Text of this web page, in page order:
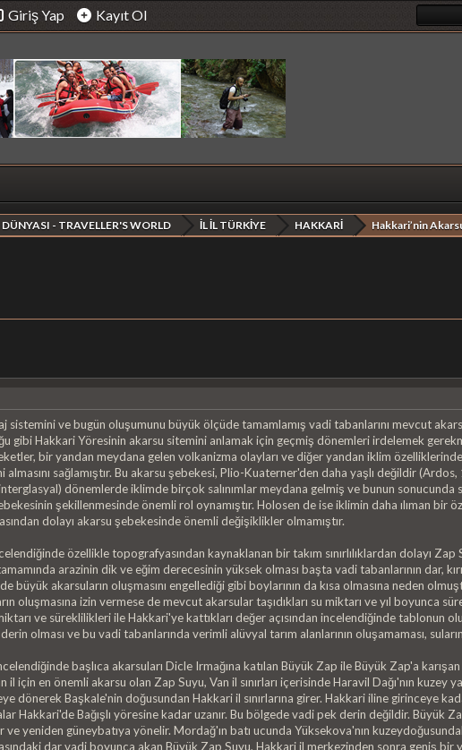
Giriş Yap Kayıt Ol
DÜNYASI - TRAVELLER'S WORLD İL İL TÜRKİYE HAKKARİ Hakkari’nin
sistemini ve bugün oluşumunu büyük ölçüde tamamlamış vadi tabanlarını mevcut
gibi Hakkari Yöresinin akarsu sitemini anlamak için geçmiş dönemleri irdelemek
bir yandan meydana gelen volkanizma olayları ve diğer yandan iklim
almasını sağlamıştır. Bu akarsu şebekesi, Plio-Kuaterner'den daha yaşlı değildir
dönemlerde iklimde birçok salınımlar meydana gelmiş ve bunun
şekillenmesinde önemli rol oynamıştır. Holosen de ise iklimin daha ılıman
dolayı akarsu şebekesinde önemli değişiklikler olmamıştır.
özellikle topografyasından kaynaklanan bir takım sınırlılıklardan dolayı Zap
arazinin dik ve eğim derecesinin yüksek olması başta vadi tabanlarının dar,
büyük akarsuların oluşmasını engellediği gibi boylarının da kısa olmasına neden
oluşmasına izin vermese de mevcut akarsular taşıdıkları su miktarı ve yıl boyunca
ve süreklilikleri ile Hakkari'ye kattıkları değer açısından incelendiğinde tablonun
olması ve bu vadi tabanlarında verimli alüvyal tarım alanlarının oluşamaması,
başlıca akarsuları Dicle Irmağına katılan Büyük Zap ile Büyük Zap'a
il için en önemli akarsu olan Zap Suyu, Van il sınırları içerisinde Haravil Dağı'nın kuzey
dönerek Başkale'nin doğusundan Hakkari il sınırlarına girer. Hakkari iline girinceye
Hakkari'de Bağışlı yöresine kadar uzanır. Bu bölgede vadi pek derin değildir. Büyük
yeniden güneybatıya yönelir. Mordağ'ın batı ucunda Yüksekova'nın
dar vadi boyunca akan Büyük Zap Suyu, Hakkari il merkezinden sonra geniş bir